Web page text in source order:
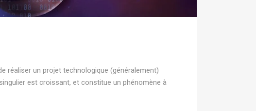
réaliser un projet technologique (généralement)
est croissant, et constitue un phénomène à